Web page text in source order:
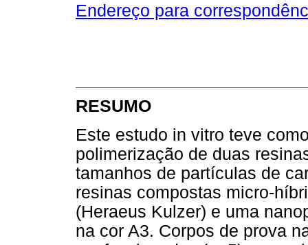
Endereço para
RESUMO
Este estudo in vitro teve
polimerização de duas
tamanhos de partículas de
resinas compostas micro-
(Heraeus Kulzer) e uma
na cor A3. Corpos de prova